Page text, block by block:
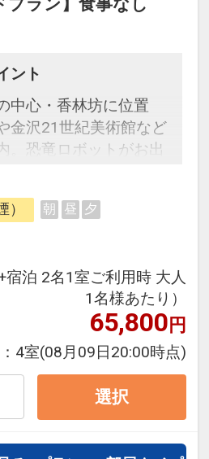
プラン】食事なし
ント
中心・香林坊に位置
金沢21世紀美術館など
。恐竜ロボットがお出
ングによるロビー演
ザインを取り入れたレ
、石川県の伝統を取り
創りました。
朝 昼 夕
宿泊 2名1室ご利用時 大人
1名様あたり）
65,800円
4室(08月09日20:00時点)
選択